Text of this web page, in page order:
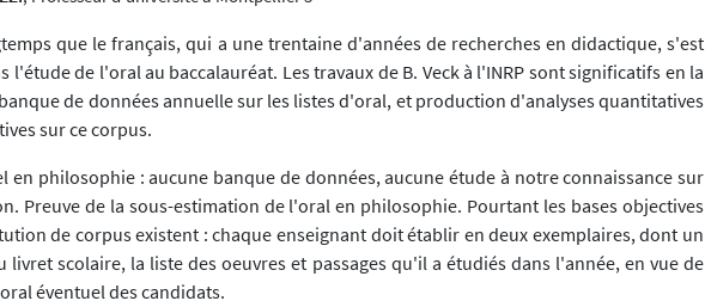
que le français, qui a une trentaine d'années de recherches en didactique, s'est
l'étude de l'oral au baccalauréat. Les travaux de B. Veck à l'INRP sont significatifs en la
de données annuelle sur les listes d'oral, et production d'analyses quantitatives
sur ce corpus.
en philosophie : aucune banque de données, aucune étude à notre connaissance sur
Preuve de la sous-estimation de l'oral en philosophie. Pourtant les bases objectives
de corpus existent : chaque enseignant doit établir en deux exemplaires, dont un
livret scolaire, la liste des oeuvres et passages qu'il a étudiés dans l'année, en vue de
éventuel des candidats.